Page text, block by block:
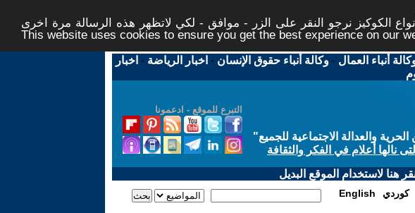
الكوكيز نرجو النقر على الزر - موافق - لكي لاتظهر هذه الرسالة مرة اخرى -
This website uses cookies to ensure you get the best experience on our
أنباء العمال -وكالة أنباء حقوق الإنسان - اخبار الرياضة - اخبار
التبرع للموقع - ادعمونا
والعدالة الاجتماعية للجميع"
نالها أعلام في الفكر والثقافة
هنا لاستخدام الموقع البديل
English كوردي